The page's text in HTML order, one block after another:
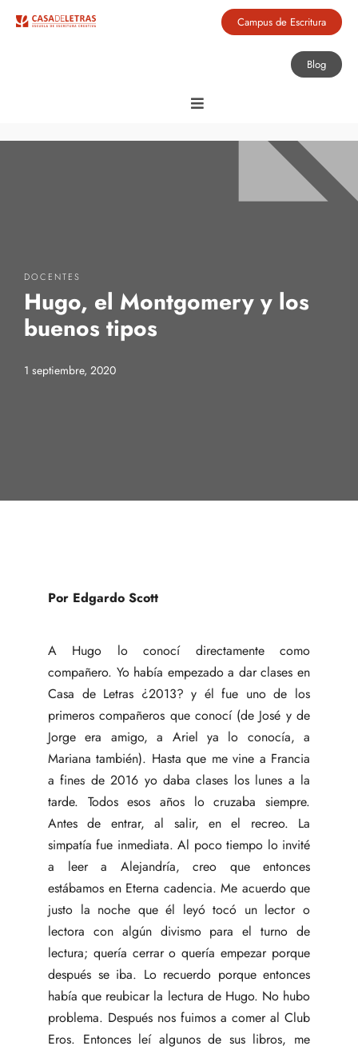
Campus de Escritura
Blog
DOCENTES
Hugo, el Montgomery y los
buenos tipos
1 septiembre, 2020
Por Edgardo Scott
A Hugo lo conocí directamente como
compañero. Yo había empezado a dar clases en
Casa de Letras ¿2013? y él fue uno de los
primeros compañeros que conocí (de José y de
Jorge era amigo, a Ariel ya lo conocía, a
Mariana también). Hasta que me vine a Francia
a fines de 2016 yo daba clases los lunes a la
tarde. Todos esos años lo cruzaba siempre.
Antes de entrar, al salir, en el recreo. La
simpatía fue inmediata. Al poco tiempo lo invité
a leer a Alejandría, creo que entonces
estábamos en Eterna cadencia. Me acuerdo que
justo la noche que él leyó tocó un lector o
lectora con algún divismo para el turno de
lectura; quería cerrar o quería empezar porque
después se iba. Lo recuerdo porque entonces
había que reubicar la lectura de Hugo. No hubo
problema. Después nos fuimos a comer al Club
Eros. Entonces leí algunos de sus libros, me